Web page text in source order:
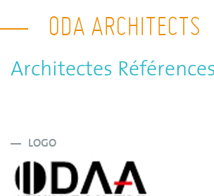
ODA ARCHITECTS
Architectes
LOGO